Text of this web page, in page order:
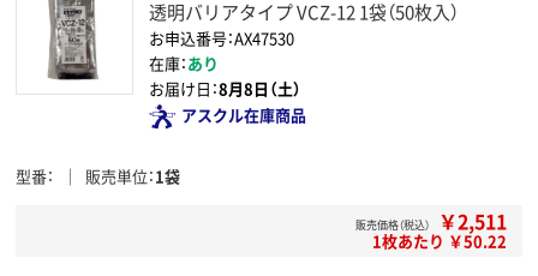
透明バリアタイプ VCZ-12 1袋（50枚入）
お申込番号：AX47530
在庫：あり
お届け日：8月8日（土）
アスクル在庫商品
型番 販売単位 1袋
販売価格（税込） ￥2,511
1枚あたり ￥50.22